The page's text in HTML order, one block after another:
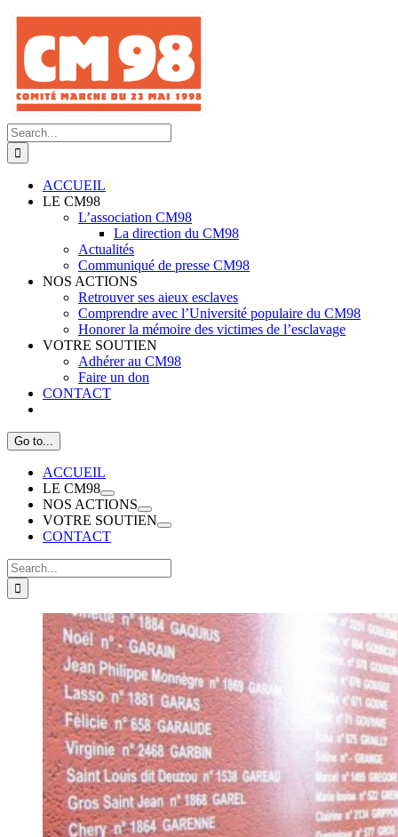
Skip
content
Search
for:
ACCUEIL
LE CM98
L’association CM98
La direction du CM98
Actualités
Communiqué de presse CM98
NOS ACTIONS
Retrouver ses aieux esclaves
Comprendre avec l’Université populaire du CM98
Honorer la mémoire des victimes de l’esclavage
VOTRE SOUTIEN
Adhérer au CM98
Faire un don
CONTACT
Go to...
ACCUEIL
LE CM98
NOS ACTIONS
VOTRE SOUTIEN
CONTACT
Search
for: